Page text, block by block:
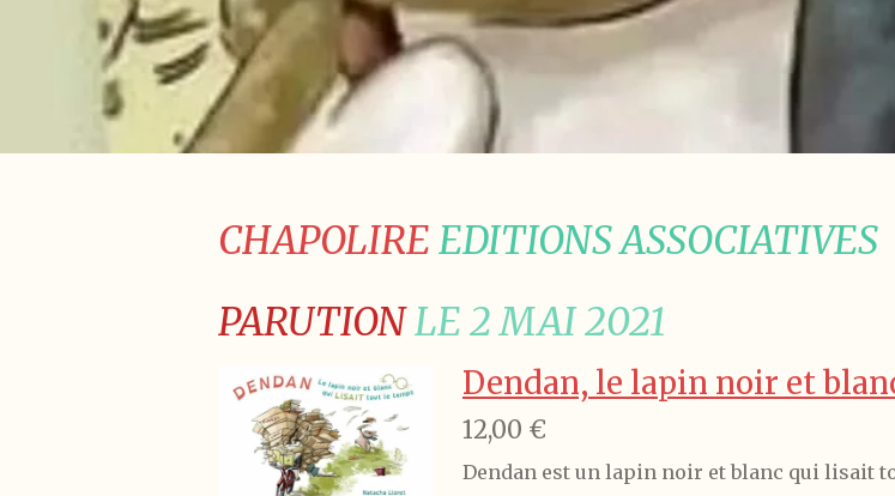
CHAPOLIRE EDITIONS ASSOCIATIVES
PARUTIONLE 2 MAI 2021
Dendan, le lapin noir et
12,00 €
Dendan est un lapin noir et blanc qui lisait